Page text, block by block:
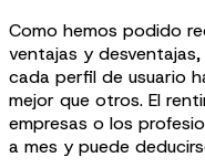
Como hemos podido
ventajas y
cada perfil de usuario
mejor que otros. El
empresas o los
a mes y puede